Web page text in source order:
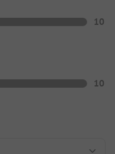
10
10